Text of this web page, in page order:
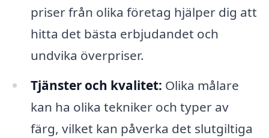
priser från olika företag hjälper dig att
hitta det bästa erbjudandet och
undvika överpriser.
Tjänster och kvalitet: Olika målare
kan ha olika tekniker och typer av
färg, vilket kan påverka det slutgiltiga